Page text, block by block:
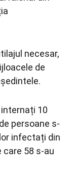
necesar,
de
10
persoane s-
infectați din
care 58 s-au